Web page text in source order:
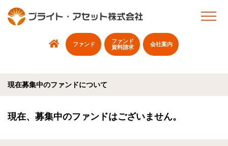
ファンド
ファンド
資料請求
会社案内
現在募集中のファンドについて
現在、募集中のファンドはございません。